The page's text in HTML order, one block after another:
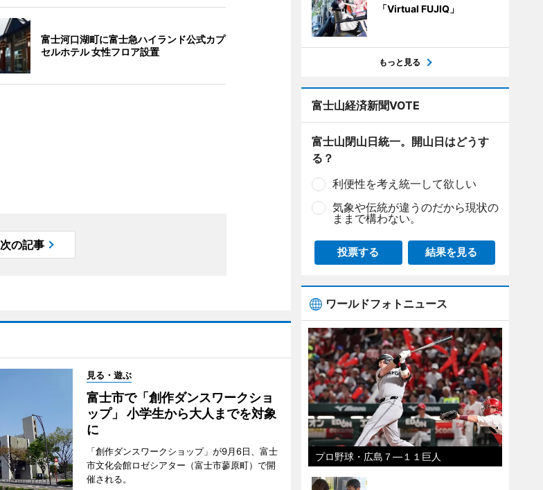
富士河口湖町に富士急ハイランド公式カプ
セルホテル 女性フロア設置
次の記事
見る・遊ぶ
富士市で「創作ダンスワークショ
ップ」 小学生から大人までを対象
に
「創作ダンスワークショップ」が9月6日、富士
市文化会館ロゼシアター（富士市蓼原町）で開
催される。
「Virtual FUJIQ」
もっと見る
富士山経済新聞VOTE
富士山閉山日統一。開山日はどうす
る？
利便性を考え統一して欲しい
気象や伝統が違うのだから現状の
ままで構わない。
投票する 結果を見る
ワールドフォトニュース
プロ野球・広島７―１１巨人